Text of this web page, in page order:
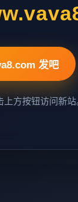
发吧
方按钮访问新站